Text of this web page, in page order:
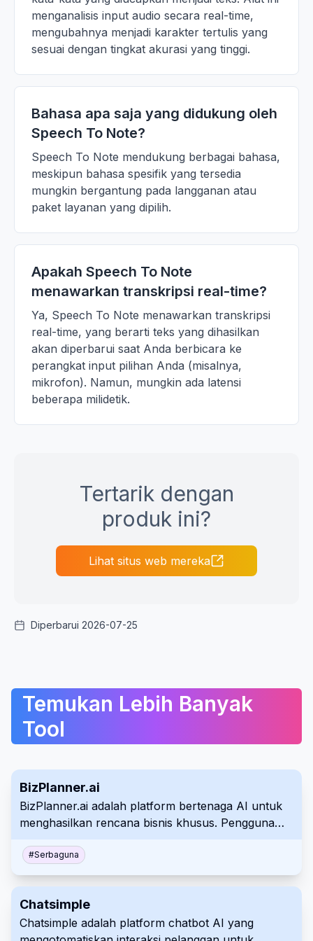
menganalisis input audio secara real-time,
mengubahnya menjadi karakter tertulis yang
sesuai dengan tingkat akurasi yang tinggi.
Bahasa apa saja yang didukung oleh
Speech To Note?
Speech To Note mendukung berbagai bahasa,
meskipun bahasa spesifik yang tersedia
mungkin bergantung pada langganan atau
paket layanan yang dipilih.
Apakah Speech To Note
menawarkan transkripsi real-time?
Ya, Speech To Note menawarkan transkripsi
real-time, yang berarti teks yang dihasilkan
akan diperbarui saat Anda berbicara ke
perangkat input pilihan Anda (misalnya,
mikrofon). Namun, mungkin ada latensi
beberapa milidetik.
Tertarik dengan
produk ini?
Lihat situs web mereka
Diperbarui 2026-07-25
Temukan Lebih Banyak
Tool
BizPlanner.ai
BizPlanner.ai adalah platform bertenaga AI untuk
menghasilkan rencana bisnis khusus. Pengguna
yang mencakup analisis pasar, keuangan, dan
strategi pemasaran. Alat ini ideal untuk pengusaha,
meluncurkan usaha baru.
#Serbaguna
Chatsimple
Chatsimple adalah platform chatbot AI yang